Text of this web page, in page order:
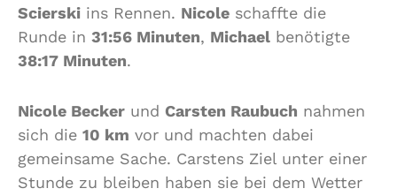
Scierski ins Rennen. Nicole schaffte die
Runde in 31:56 Minuten, Michael benötigte
38:17 Minuten.
Nicole Becker und Carsten Raubuch nahmen
sich die 10 km vor und machten dabei
gemeinsame Sache. Carstens Ziel unter einer
Stunde zu bleiben haben sie bei dem Wetter